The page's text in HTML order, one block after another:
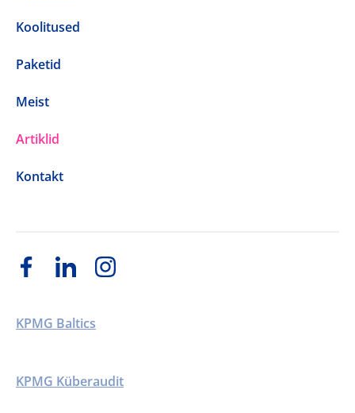
Koolitused
Paketid
Meist
Artiklid
Kontakt
KPMG Baltics
KPMG Küberaudit